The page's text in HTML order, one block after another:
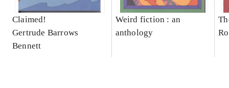
Claimed!
Gertrude Barrows
Bennett
Weird fiction : an
anthology